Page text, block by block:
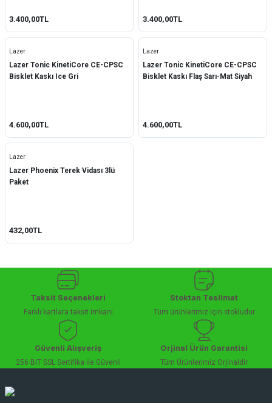
3.400,00TL 3.400,00TL
Lazer
Lazer Tonic KinetiCore CE-CPSC
Bisklet Kaskı Ice Gri
4.600,00TL
Lazer
Lazer Tonic KinetiCore CE-CPSC
Bisklet Kaskı Flaş Sarı-Mat Siyah
4.600,00TL
Lazer
Lazer Phoenix Terek Vidası 3lü
Paket
432,00TL
Taksit Seçenekleri
Farklı kartlara taksit imkanı
Stoktan Teslimat
Tüm ürünlerimiz için stokludur
Güvenli Alışveriş
256 BIT SSL Sertifika ile Güvenli
Orjinal Ürün Garantisi
Tüm Ürünlerimiz Orjinaldir